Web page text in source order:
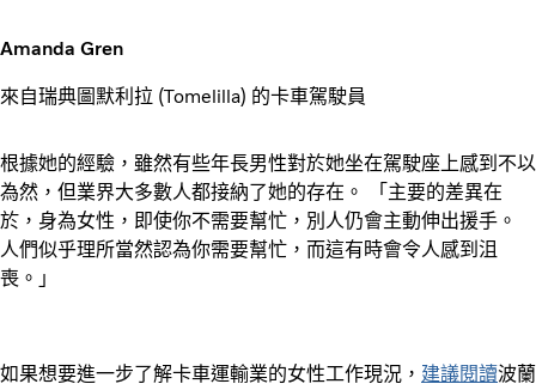
Amanda Gren
來自瑞典圖默利拉 (Tomelilla) 的卡車駕駛員
根據她的經驗，雖然有些年長男性對於她坐在駕駛座上感到不以
為然，但業界大多數人都接納了她的存在。 「主要的差異在
於，身為女性，即使你不需要幫忙，別人仍會主動伸出援手。
人們似乎理所當然認為你需要幫忙，而這有時會令人感到沮
喪。」
如果想要進一步了解卡車運輸業的女性工作現況， 建議閱讀波蘭